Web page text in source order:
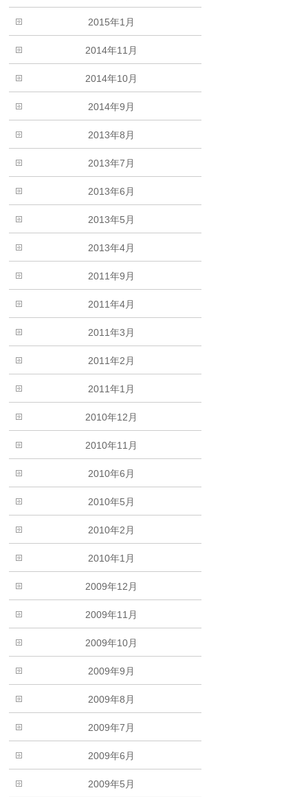
2015年1月
2014年11月
2014年10月
2014年9月
2013年8月
2013年7月
2013年6月
2013年5月
2013年4月
2011年9月
2011年4月
2011年3月
2011年2月
2011年1月
2010年12月
2010年11月
2010年6月
2010年5月
2010年2月
2010年1月
2009年12月
2009年11月
2009年10月
2009年9月
2009年8月
2009年7月
2009年6月
2009年5月